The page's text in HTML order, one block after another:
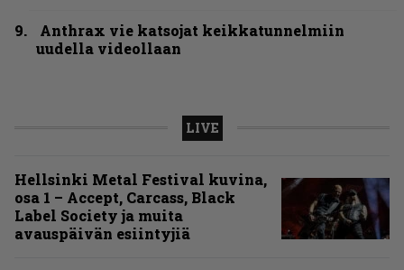
Anthrax vie katsojat keikkatunnelmiin
uudella videollaan
LIVE
Hellsinki Metal Festival kuvina,
osa 1 – Accept, Carcass, Black
Label Society ja muita
avauspäivän esiintyjiä